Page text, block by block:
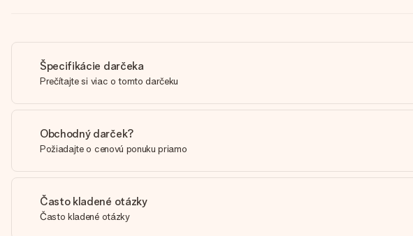
Špecifikácie darčeka
Prečítajte si viac o tomto darčeku
Obchodný darček?
Požiadajte o cenovú ponuku priamo
Často kladené otázky
Často kladené otázky